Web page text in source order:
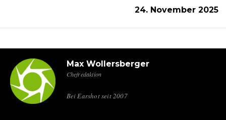
24. November 2025
Max Wollersberger
Chefredaktion
Bei Earshot seit 2007